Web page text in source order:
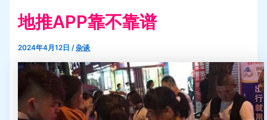
地推APP靠不靠谱
2024年4月12日/杂谈